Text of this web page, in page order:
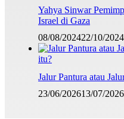
Yahya Sinwar
Israel di Gaza
08/08/202422/10/2024
Jalur Pantura atau
23/06/202613/07/2026